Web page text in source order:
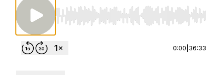
Use Left/Right to seek, Home/End to jump
0:00 36:33